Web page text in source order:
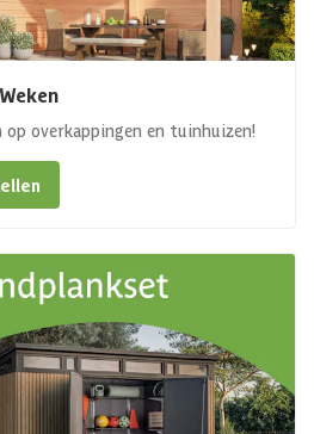
overkappingen en tuinhuizen!